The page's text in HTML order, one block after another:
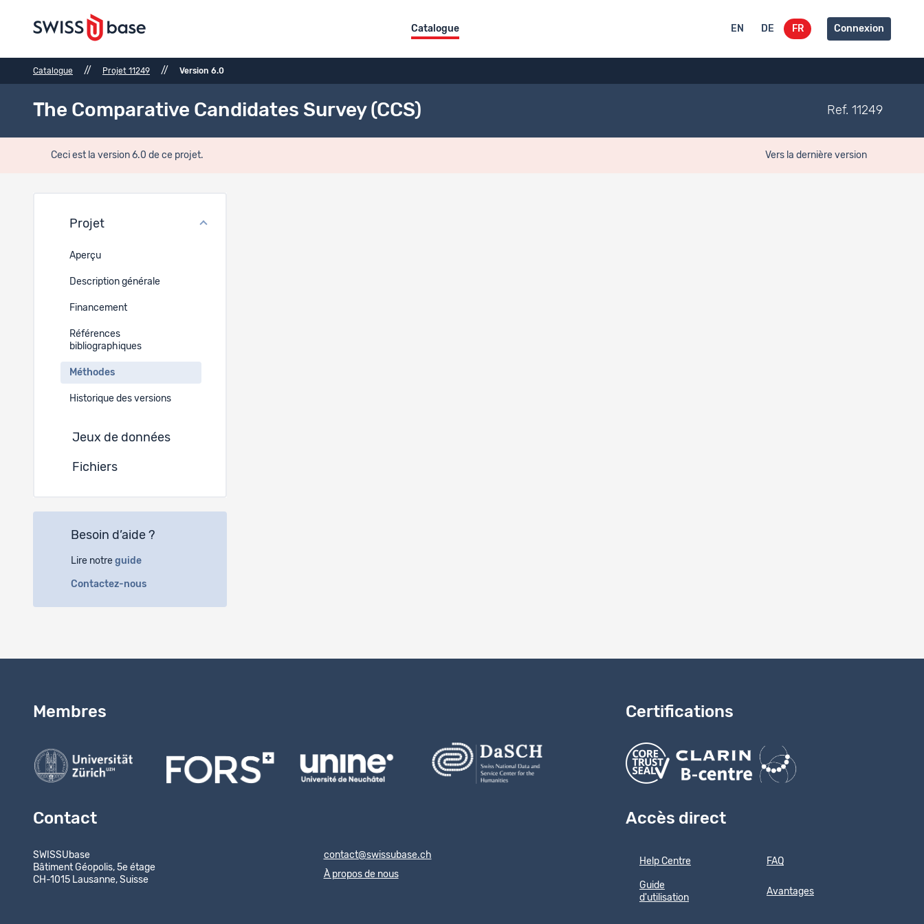
Catalogue EN DE FR Connexion
Catalogue // Projet 11249 // Version 6.0
The Comparative Candidates Survey (CCS) Ref. 11249
Ceci est la version 6.0 de ce projet. Vers la dernière version
Projet
Aperçu
Description générale
Financement
Références
bibliographiques
Méthodes
Historique des versions
Jeux de données
Fichiers
Besoin d’aide ?
Lire notre guide
Contactez-nous
Membres Certifications
Contact
SWISSUbase
Bâtiment Géopolis, 5e étage
CH-1015 Lausanne, Suisse
contact@swissubase.ch
À propos de nous
Accès direct
Help Centre
Guide
d'utilisation
FAQ
Avantages